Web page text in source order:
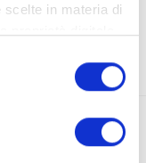
in materia di
in qualsiasi
o facendo clic
subito il tuo codice